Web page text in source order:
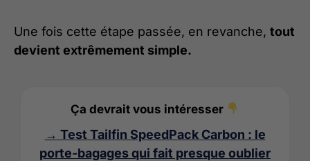
Une fois cette étape passée, en revanche, tout
devient extrêmement simple.
Ça devrait vous intéresser
→ Test Tailfin SpeedPack Carbon : le
porte-bagages qui fait presque oublier